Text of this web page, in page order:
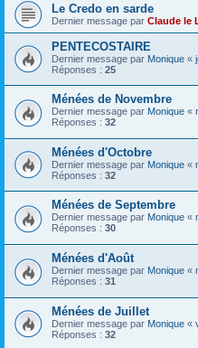
Le Credo en sarde
Dernier message par Claude le
PENTECOSTAIRE
Dernier message par Monique «
Réponses : 25
Ménées de Novembre
Dernier message par Monique «
Réponses : 32
Ménées d'Octobre
Dernier message par Monique «
Réponses : 32
Ménées de Septembre
Dernier message par Monique «
Réponses : 30
Ménées d'Août
Dernier message par Monique «
Réponses : 31
Ménées de Juillet
Dernier message par Monique «
Réponses : 32